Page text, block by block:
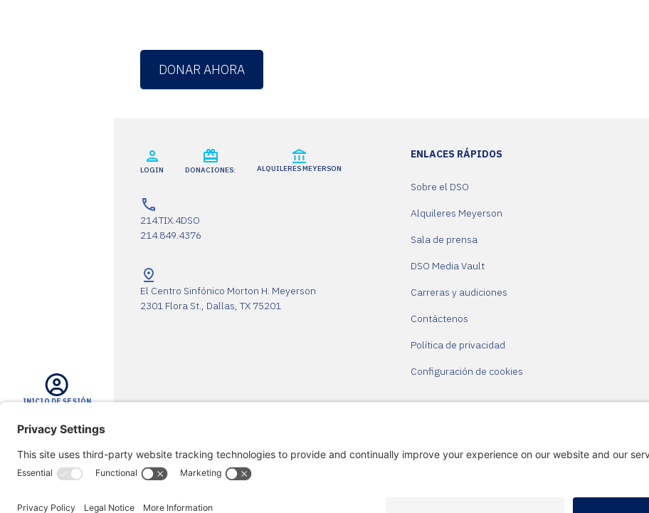
INICIO DE SESIÓN
DONAR AHORA
LOGIN DONACIONES: ALQUILERES MEYERSON
214.TIX.4DSO
214.849.4376
El Centro Sinfónico Morton H. Meyerson
2301 Flora St., Dallas, TX 75201
ENLACES RÁPIDOS
Sobre el DSO
Alquileres Meyerson
Sala de prensa
DSO Media Vault
Carreras y audiciones
Contáctenos
Política de privacidad
Configuración de cookies